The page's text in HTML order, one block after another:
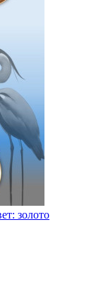
золото